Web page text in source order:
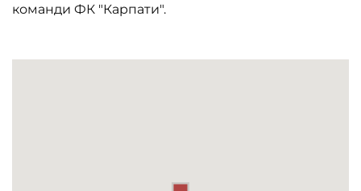
команди ФК "Карпати".